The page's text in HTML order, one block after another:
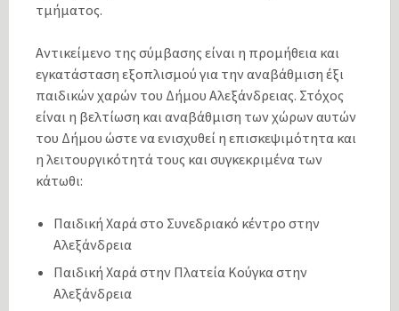
τμήματος.
Αντικείμενο της σύμβασης είναι η προμήθεια και
εγκατάσταση εξοπλισμού για την αναβάθμιση έξι
παιδικών χαρών του Δήμου Αλεξάνδρειας. Στόχος
είναι η βελτίωση και αναβάθμιση των χώρων αυτών
του Δήμου ώστε να ενισχυθεί η επισκεψιμότητα και
η λειτουργικότητά τους και συγκεκριμένα των
κάτωθι:
Παιδική Χαρά στο Συνεδριακό κέντρο στην
Αλεξάνδρεια
Παιδική Χαρά στην Πλατεία Κούγκα στην
Αλεξάνδρεια